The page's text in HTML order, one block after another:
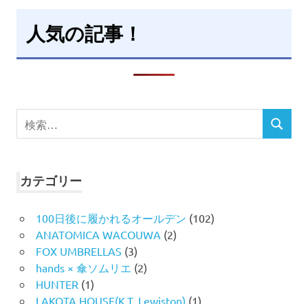
人気の記事！
検
索
検
カテゴリー
100日後に履かれるオールデン (102)
ANATOMICA WACOUWA (2)
FOX UMBRELLAS (3)
hands × 傘ソムリエ (2)
HUNTER (1)
LAKOTA HOUSE(K.T. Lewiston) (1)